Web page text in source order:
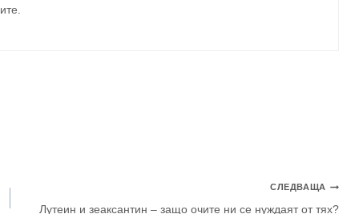
.
СЛЕДВАЩА
Лутеин и зеаксантин – защо очите ни се нуждаят от тях?